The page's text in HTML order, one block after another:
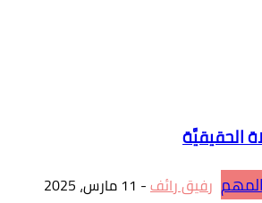
الحقيقيَّة
رفيق رائف- 11 مارس، 2025